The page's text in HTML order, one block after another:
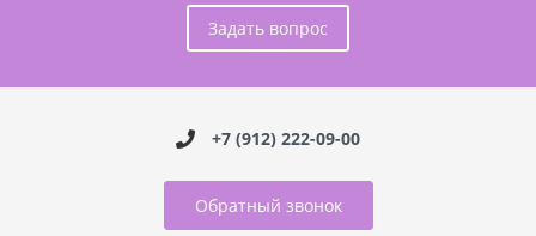
Задать вопрос
+7 (912) 222-09-00
Обратный звонок